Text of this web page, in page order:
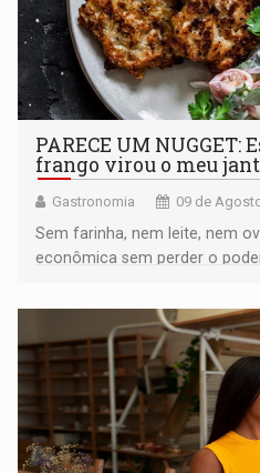
PARECE UM NUGGET:
frango virou o meu
Gastronomia 09 de
Sem farinha, nem leite, nem
econômica sem perder o